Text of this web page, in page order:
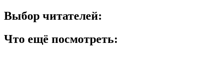
Выбор читателей:
Что ещё посмотреть: